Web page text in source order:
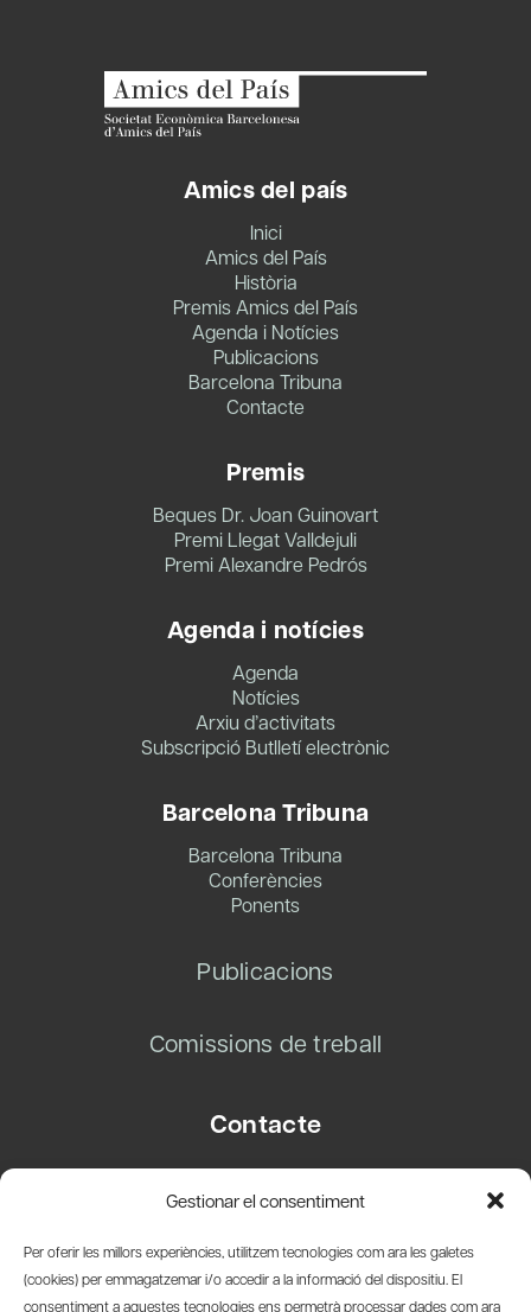
Gestionar el consentiment
Per oferir les millors experiències, utilitzem tecnologies com ara les galetes
(cookies) per emmagatzemar i/o accedir a la informació del dispositiu. El
consentiment a aquestes tecnologies ens permetrà processar dades com ara
Amics del país
Inici
Amics del País
Història
Premis Amics del País
Agenda i Notícies
Publicacions
Barcelona Tribuna
Contacte
Premis
Beques Dr. Joan Guinovart
Premi Llegat Valldejuli
Premi Alexandre Pedrós
Agenda i notícies
Agenda
Notícies
Arxiu d’activitats
Subscripció Butlletí electrònic
Barcelona Tribuna
Barcelona Tribuna
Conferències
Ponents
Publicacions
Comissions de treball
Contacte
08003 Barcelona
info@amicsdelpais.com